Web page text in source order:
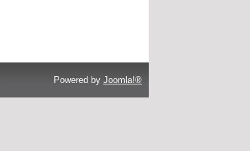
Powered by Joomla!®